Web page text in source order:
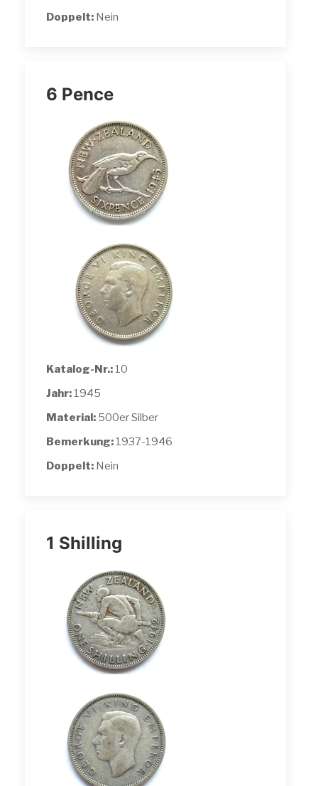
Doppelt: Nein
6 Pence
Katalog-Nr.: 10
Jahr: 1945
Material: 500er Silber
Bemerkung: 1937-1946
Doppelt: Nein
1 Shilling